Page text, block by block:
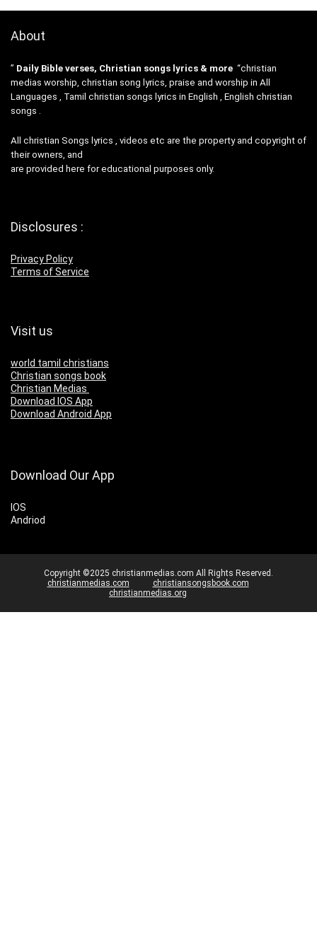
About
” Daily Bible verses, Christian songs lyrics & more “christian
medias worship, christian song lyrics, praise and worship in All
Languages , Tamil christian songs lyrics in English , English christian
songs .
All christian Songs lyrics , videos etc are the property and copyright of
their owners, and
are provided here for educational purposes only.
Disclosures :
Privacy Policy
Terms of Service
Visit us
world tamil christians
Christian songs book
Christian Medias
Download IOS App
Download Android App
Download Our App
IOS
Andriod
Copyright ©2025 christianmedias.com All Rights Reserved.
christianmedias.com
christiansongsbook.com
christianmedias.org